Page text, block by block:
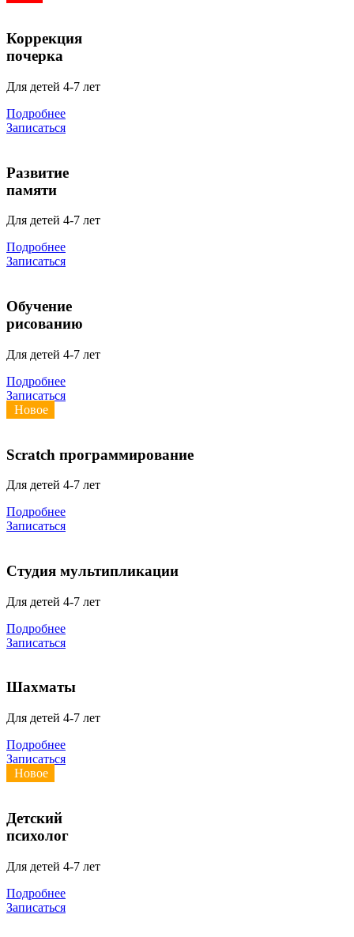
Коррекция
почерка
Для детей 4-7 лет
Подробнее
Записаться
Развитие
памяти
Для детей 4-7 лет
Подробнее
Записаться
Обучение
рисованию
Для детей 4-7 лет
Подробнее
Записаться
Новое
Scratch программирование
Для детей 4-7 лет
Подробнее
Записаться
Студия мультипликации
Для детей 4-7 лет
Подробнее
Записаться
Шахматы
Для детей 4-7 лет
Подробнее
Записаться
Новое
Детский
психолог
Для детей 4-7 лет
Подробнее
Записаться